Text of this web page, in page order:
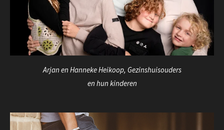
Arjan en Hanneke Heikoop, Gezinshuisouders
en hun kinderen